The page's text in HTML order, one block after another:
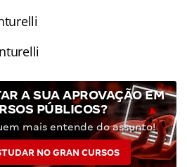
A SUA APROVAÇÃO EM
PÚBLICOS?
mais entende do assunto!
NO GRAN CURSOS